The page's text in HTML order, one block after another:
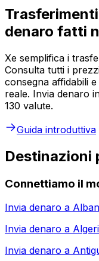
denaro fatti
Xe semplifica i
Consulta tutti i
consegna affidabili
reale. Invia denaro
130 valute.
Guida introduttiva
Destinazioni
Connettiamo il
Invia denaro a
Invia denaro a
Invia denaro a